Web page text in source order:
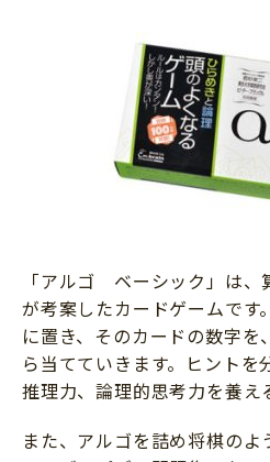
「アルゴ ベーシック」は、
が考案したカードゲームです
に置き、そのカードの数字を
ら当てていきます。ヒントを
推理力、論理的思考力を養え
また、アルゴを詰め将棋の